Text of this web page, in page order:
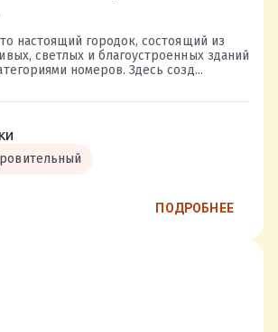
настоящий городок, состоящий из
светлых и благоустроенных зданий
номеров. Здесь созд...
ПОДРОБНЕЕ